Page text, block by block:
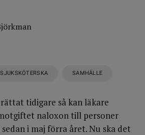
SJUKSKÖTERSKA SAMHÄLLE
tidigare så kan läkare
naloxon till personer
i maj förra året. Nu ska det